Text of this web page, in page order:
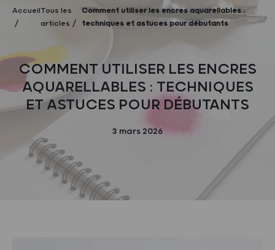
AccueilTous les
articles
Comment utiliser les encres aquarellables :
techniques et astuces pour débutants
COMMENT UTILISER LES ENCRES
AQUARELLABLES : TECHNIQUES
ET ASTUCES POUR DÉBUTANTS
3 mars 2026